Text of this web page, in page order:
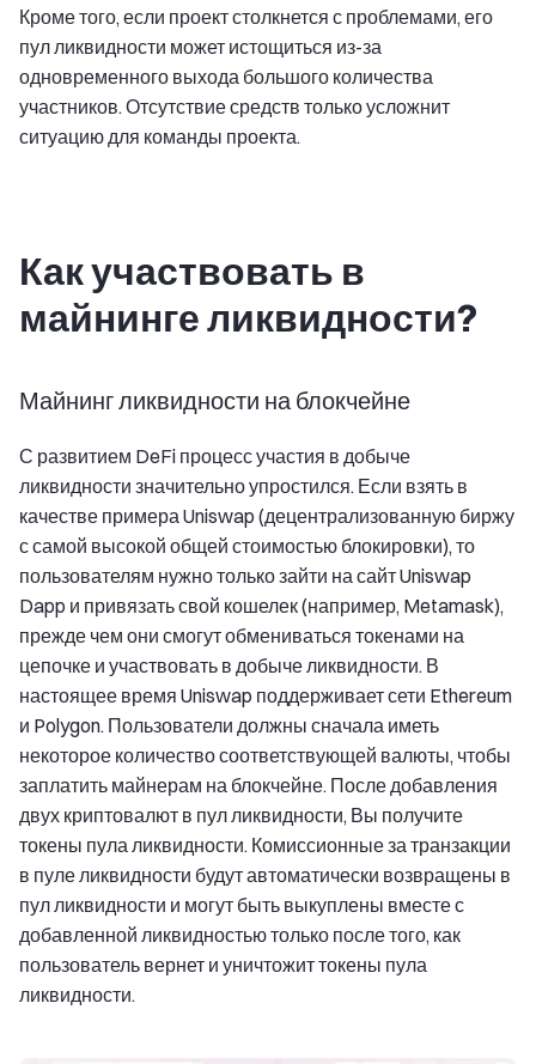
Кроме того, если проект столкнется с проблемами, его
пул ликвидности может истощиться из-за
одновременного выхода большого количества
участников. Отсутствие средств только усложнит
ситуацию для команды проекта.
Как участвовать в
майнинге ликвидности?
Майнинг ликвидности на блокчейне
С развитием DeFi процесс участия в добыче
ликвидности значительно упростился. Если взять в
качестве примера Uniswap (децентрализованную биржу
с самой высокой общей стоимостью блокировки), то
пользователям нужно только зайти на сайт Uniswap
Dapp и привязать свой кошелек (например, Metamask),
прежде чем они смогут обмениваться токенами на
цепочке и участвовать в добыче ликвидности. В
настоящее время Uniswap поддерживает сети Ethereum
и Polygon. Пользователи должны сначала иметь
некоторое количество соответствующей валюты, чтобы
заплатить майнерам на блокчейне. После добавления
двух криптовалют в пул ликвидности, Вы получите
токены пула ликвидности. Комиссионные за транзакции
в пуле ликвидности будут автоматически возвращены в
пул ликвидности и могут быть выкуплены вместе с
добавленной ликвидностью только после того, как
пользователь вернет и уничтожит токены пула
ликвидности.